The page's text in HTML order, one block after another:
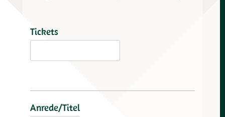
Tickets
Anrede/Titel